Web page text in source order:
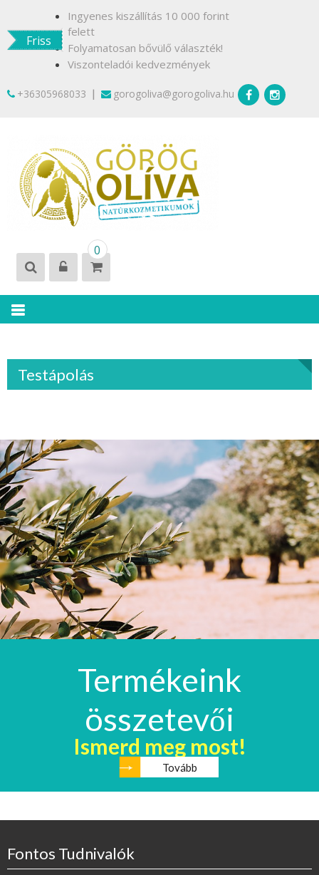
contentFriss
Ingyenes kiszállítás 10 000 forint
felett
Folyamatosan bővülő választék!
Viszonteladói kedvezmények
+36305968033 | gorogoliva@gorogoliva.hu
0
Testápolás
Termékeink
összetevői
Ismerd meg most!
Tovább
Fontos Tudnivalók